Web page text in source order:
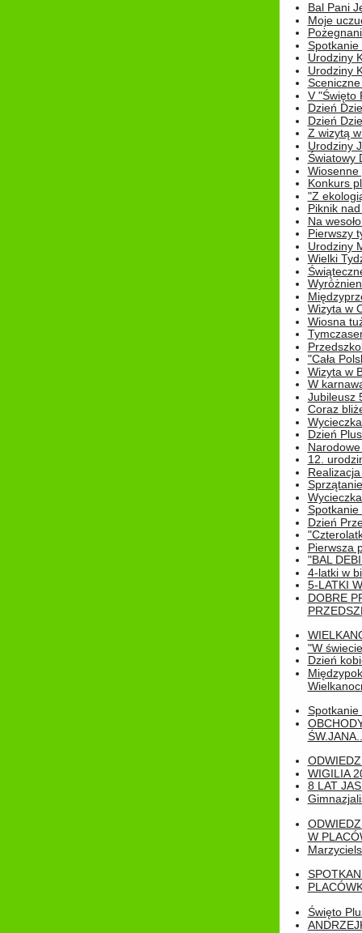
Bal Pani
Moje
Spotkanie
Urodziny
Urodziny
V "Święto
Dzień
Dzień
Z wizytą
Urodziny
Światowy
Wiosenne
Konkurs
"Z
Piknik
Na
Pierwszy
Urodziny
Wielki
Wizyta w
Wiosna
"Cała
Wizyta w
W
Jubileusz
Coraz
Dzień
12.
Spotkanie
Dzień
Pierwsza
"BAL
4-latki w
5-LATKI
DOBRE
"W
Dzień
Spotkanie
WIGILIA
8 LAT
W
Święto